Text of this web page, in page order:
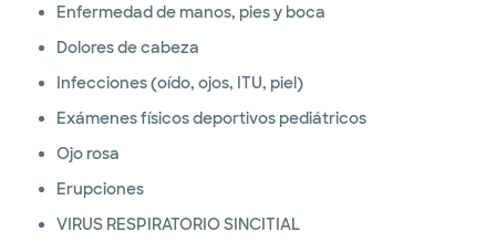
Enfermedad de manos, pies y boca
Dolores de cabeza
Infecciones (oído, ojos, ITU, piel)
Exámenes físicos deportivos pediátricos
Ojo rosa
Erupciones
VIRUS RESPIRATORIO SINCITIAL